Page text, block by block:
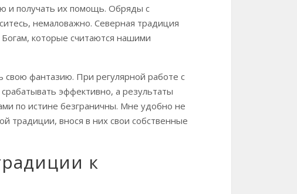
и получать их помощь. Обряды с
немаловажно. Северная традиция
которые считаются нашими
свою фантазию. При регулярной работе с
эффективно, а результаты
по истине безграничны. Мне удобно не
традиции, внося в них свои собственные
к